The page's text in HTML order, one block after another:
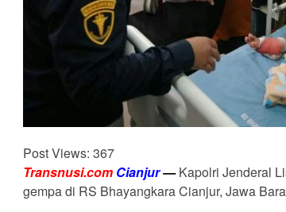
Post Views: 367
Transnusi.com Cianjur—Kapolri Jenderal
gempa di RS Bhayangkara Cianjur, Jawa